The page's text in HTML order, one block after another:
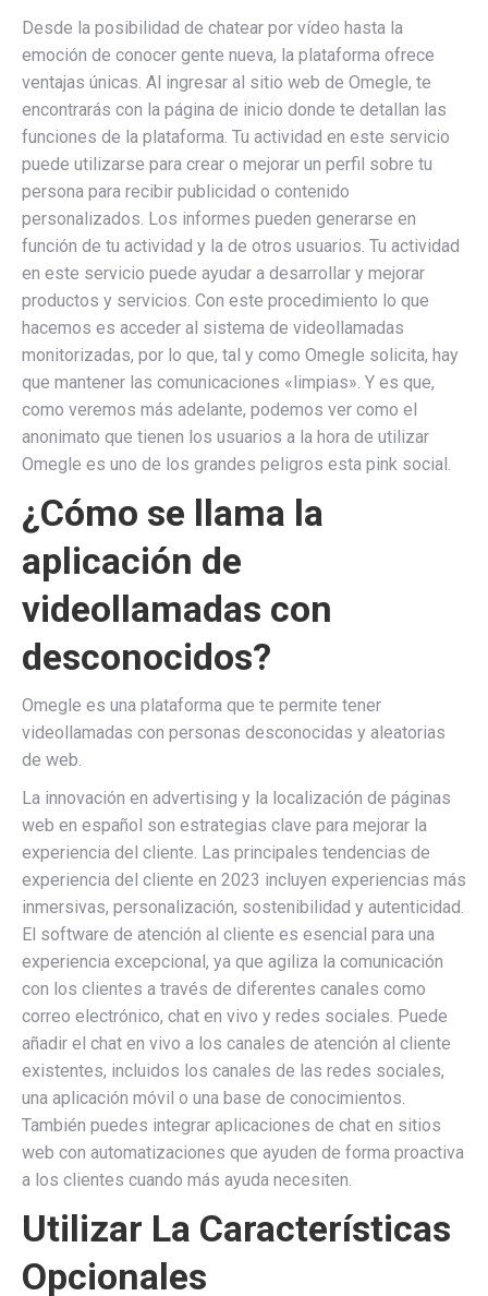
Desde la posibilidad de chatear por vídeo hasta la
emoción de conocer gente nueva, la plataforma ofrece
ventajas únicas. Al ingresar al sitio web de Omegle, te
encontrarás con la página de inicio donde te detallan las
funciones de la plataforma. Tu actividad en este servicio
puede utilizarse para crear o mejorar un perfil sobre tu
persona para recibir publicidad o contenido
personalizados. Los informes pueden generarse en
función de tu actividad y la de otros usuarios. Tu actividad
en este servicio puede ayudar a desarrollar y mejorar
productos y servicios. Con este procedimiento lo que
hacemos es acceder al sistema de videollamadas
monitorizadas, por lo que, tal y como Omegle solicita, hay
que mantener las comunicaciones «limpias». Y es que,
como veremos más adelante, podemos ver como el
anonimato que tienen los usuarios a la hora de utilizar
Omegle es uno de los grandes peligros esta pink social.
¿Cómo se llama la
aplicación de
videollamadas con
desconocidos?
Omegle es una plataforma que te permite tener
videollamadas con personas desconocidas y aleatorias
de web.
La innovación en advertising y la localización de páginas
web en español son estrategias clave para mejorar la
experiencia del cliente. Las principales tendencias de
experiencia del cliente en 2023 incluyen experiencias más
inmersivas, personalización, sostenibilidad y autenticidad.
El software de atención al cliente es esencial para una
experiencia excepcional, ya que agiliza la comunicación
con los clientes a través de diferentes canales como
correo electrónico, chat en vivo y redes sociales. Puede
añadir el chat en vivo a los canales de atención al cliente
existentes, incluidos los canales de las redes sociales,
una aplicación móvil o una base de conocimientos.
También puedes integrar aplicaciones de chat en sitios
web con automatizaciones que ayuden de forma proactiva
a los clientes cuando más ayuda necesiten.
Utilizar La Características
Opcionales